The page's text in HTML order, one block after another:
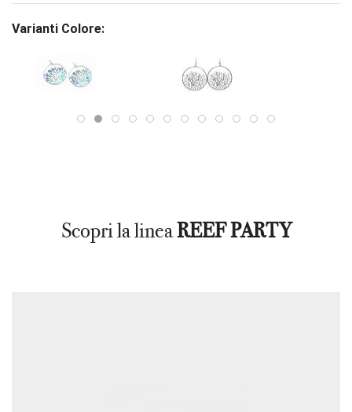
Varianti Colore:
Scopri la lineaREEF PARTY